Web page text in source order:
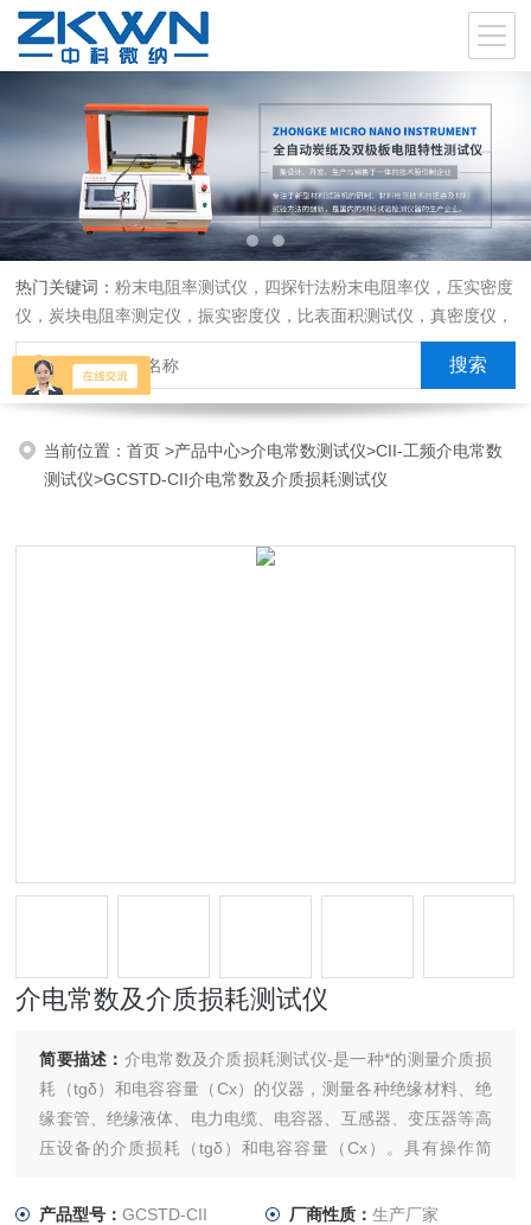
热门关键词：粉末电阻率测试仪，四探针法粉末电阻率仪，压实密度
仪，炭块电阻率测定仪，振实密度仪，比表面积测试仪，真密度仪，
炭块热膨胀仪，炭块透气率仪，炭块二氧化碳反应测定仪
当前位置：首页>产品中心>介电常数测试仪>CII-工频介电常数
测试仪>GCSTD-CII介电常数及介质损耗测试仪
介电常数及介质损耗测试仪
简要描述： 介电常数及介质损耗测试仪-是一种*的测量介质损
耗（tgδ）和电容容量（Cx）的仪器，测量各种绝缘材料、绝
缘套管、绝缘液体、电力电缆、电容器、互感器、变压器等高
压设备的介质损耗（tgδ）和电容容量（Cx）。具有操作简
时间短等优点。
产品型号：GCSTD-CII 厂商性质： 生产厂家